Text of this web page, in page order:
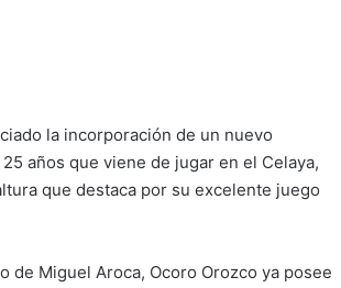
la incorporación de un nuevo
años que viene de jugar en el Celaya,
que destaca por su excelente juego
de Miguel Aroca, Ocoro Orozco ya posee